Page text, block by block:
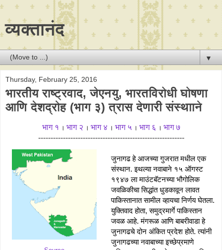
व्यक्तानंद
▼
Thursday, February 25, 2016
भारतीय राष्ट्रवाद, जेएनयु, भारतविरोधी घोषणा
आणि देशद्रोह (भाग ३) त्रास देणारी संस्थााने
भाग १ । भाग २ । भाग ४ । भाग ५ । भाग ६ । भाग ७
-----------------------------------------------------------
जुनागढ हे आजच्या गुजरात मधील एक
संस्थान. इथल्या नवाबाने १५ ऑगस्ट
१९४७ ला माउंटबॅटनच्या भौगोलिक
जवळिकीचा सिद्धांत धुडकावून लावत
पाकिस्तानात सामील व्हायचा निर्णय घेतला.
युक्तिवाद होता, समुद्रमार्गे पाकिस्तान
जवळ आहे. मंगरूळ आणि बाबरीवाडा हे
जुनागढचे दोन अंकित प्रदेश होते. त्यांनी
जुनागढच्या नवाबाच्या इच्छेप्रमाणे